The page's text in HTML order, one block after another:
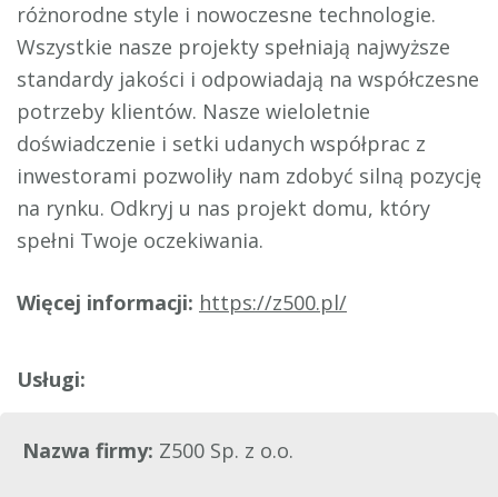
różnorodne style i nowoczesne technologie.
Wszystkie nasze projekty spełniają najwyższe
standardy jakości i odpowiadają na współczesne
potrzeby klientów. Nasze wieloletnie
doświadczenie i setki udanych współprac z
inwestorami pozwoliły nam zdobyć silną pozycję
na rynku. Odkryj u nas projekt domu, który
spełni Twoje oczekiwania.
Więcej informacji: https://z500.pl/
Nazwa firmy: Z500 Sp. z o.o.